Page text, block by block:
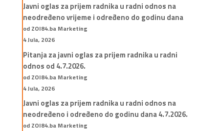
Javni oglas za prijem radnika u radni odnos na
neodređeno vrijeme i određeno do godinu dana
od ZOI84.ba Marketing
4 Jula, 2026
Pitanja za javni oglas za prijem radnika u radni
odnos od 4.7.2026.
od ZOI84.ba Marketing
4 Jula, 2026
Javni oglas za prijem radnika u radni odnos na
neodređeno i određeno do godinu dana 4.7.2026.
od ZOI84.ba Marketing